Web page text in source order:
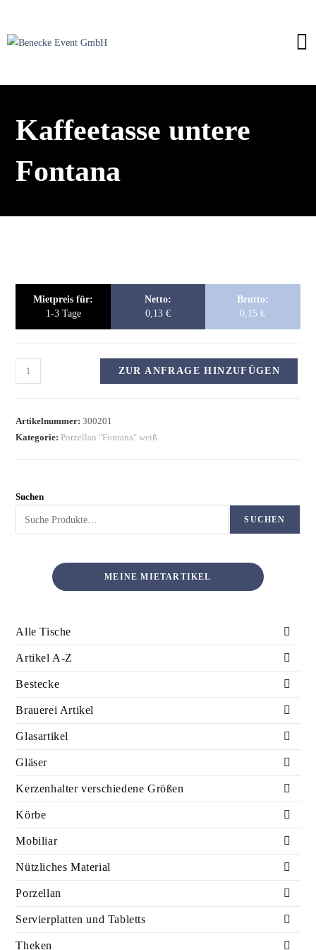
Kaffeetasse untere
Fontana
Mietpreis für:
1-3 Tage
Netto:
0,13 €
Brutto:
0,15€
ZUR ANFRAGE HINZUFÜGEN
Artikelnummer:300201
Kategorie: Porzellan "Fontana" weiß
Suchen
SUCHEN
MEINE MIETARTIKEL
Alle Tische
Artikel A-Z
Bestecke
Brauerei Artikel
Glasartikel
Gläser
Kerzenhalter verschiedene Größen
Körbe
Mobiliar
Nützliches Material
Porzellan
Servierplatten und Tabletts
Theken